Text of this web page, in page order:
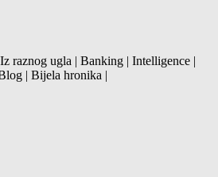
raznog ugla | Banking | Intelligence |
| Bijela hronika |